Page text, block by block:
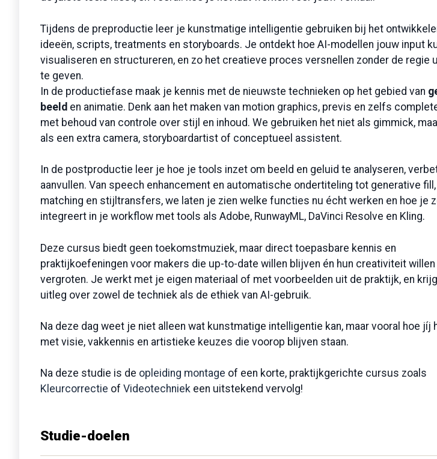
Tijdens de preproductie leer je kunstmatige intelligentie gebruiken bij het
ideeën, scripts, treatments en storyboards. Je ontdekt hoe AI-modellen jouw input
visualiseren en structureren, en zo het creatieve proces versnellen zonder de regie
te geven.
In de productiefase maak je kennis met de nieuwste technieken op het gebied van
beeld en animatie. Denk aan het maken van motion graphics, previs en zelfs
met behoud van controle over stijl en inhoud. We gebruiken het niet als gimmick,
als een extra camera, storyboardartist of conceptueel assistent.
In de postproductie leer je hoe je tools inzet om beeld en geluid te analyseren,
aanvullen. Van speech enhancement en automatische ondertiteling tot generative
matching en stijltransfers, we laten je zien welke functies nu écht werken en hoe je
integreert in je workflow met tools als Adobe, RunwayML, DaVinci Resolve en Kling.
Deze cursus biedt geen toekomstmuziek, maar direct toepasbare kennis en
praktijkoefeningen voor makers die up-to-date willen blijven én hun creativiteit willen
vergroten. Je werkt met je eigen materiaal of met voorbeelden uit de praktijk, en
uitleg over zowel de techniek als de ethiek van AI-gebruik.
Na deze dag weet je niet alleen wat kunstmatige intelligentie kan, maar vooral hoe jíj
met visie, vakkennis en artistieke keuzes die voorop blijven staan.
Na deze studie is de opleiding montage of een korte, praktijkgerichte cursus zoals
Kleurcorrectie ofVideotechniek een uitstekend vervolg!
Studie-doelen